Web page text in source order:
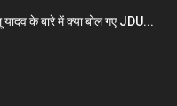
के बारे में क्या बोल गए JDU...